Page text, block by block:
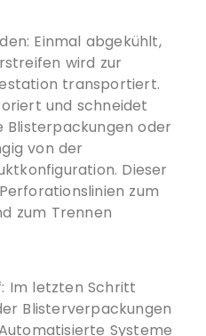
Einmal abgekühlt,
wird zur
transportiert.
und schneidet
Blisterpackungen oder
von der
Dieser
zum
zum Trennen
Im letzten Schritt
Blisterverpackungen
Systeme